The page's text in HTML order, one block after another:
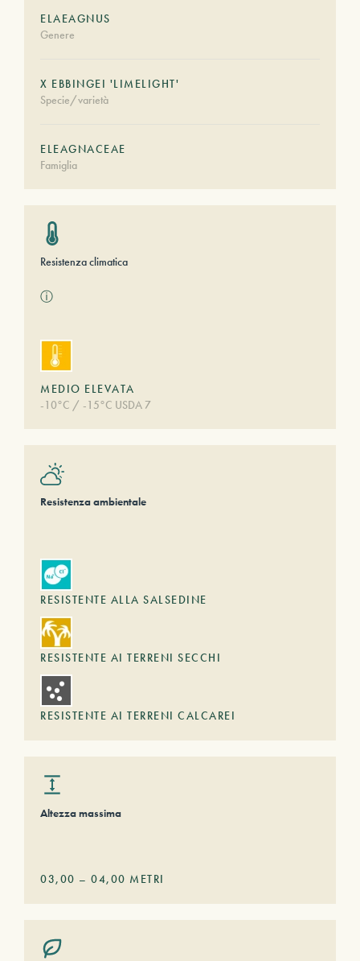
ELAEAGNUS
Genere
X EBBINGEI 'LIMELIGHT'
Specie/varietà
ELEAGNACEAE
Famiglia
Resistenza climatica
ⓘ
MEDIO ELEVATA
-10°C / -15°C USDA 7
Resistenza ambientale
RESISTENTE ALLA SALSEDINE
RESISTENTE AI TERRENI SECCHI
RESISTENTE AI TERRENI CALCAREI
Altezza massima
03,00 – 04,00 METRI